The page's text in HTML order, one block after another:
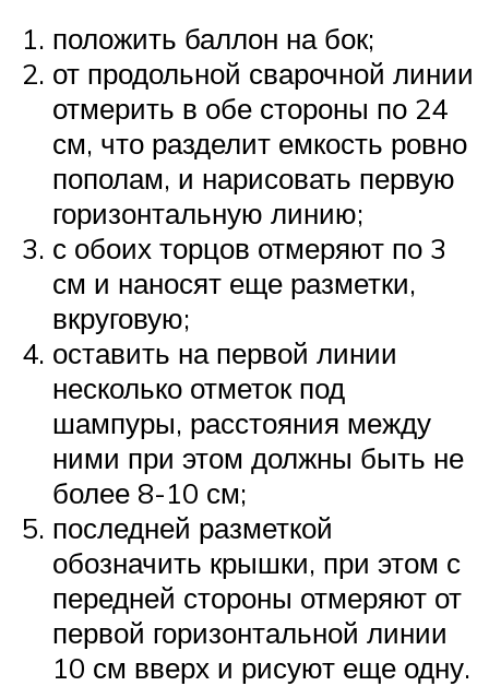
положить баллон на бок;
от продольной сварочной линии
отмерить в обе стороны по 24
см, что разделит емкость ровно
пополам, и нарисовать первую
горизонтальную линию;
с обоих торцов отмеряют по 3
см и наносят еще разметки,
вкруговую;
оставить на первой линии
несколько отметок под
шампуры, расстояния между
ними при этом должны быть не
более 8-10 см;
последней разметкой
обозначить крышки, при этом с
передней стороны отмеряют от
первой горизонтальной линии
10 см вверх и рисуют еще одну.